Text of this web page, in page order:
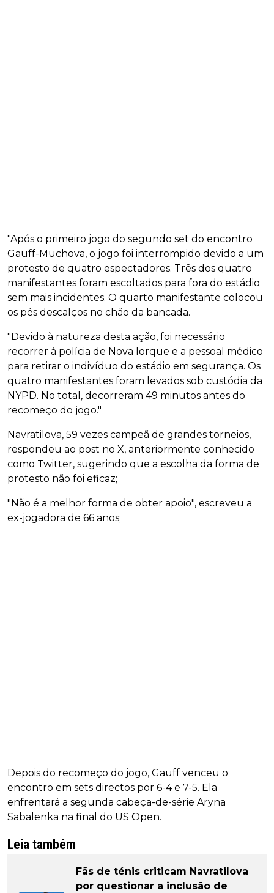
"Após o primeiro jogo do segundo set do encontro
Gauff-Muchova, o jogo foi interrompido devido a um
protesto de quatro espectadores. Três dos quatro
manifestantes foram escoltados para fora do estádio
sem mais incidentes. O quarto manifestante colocou
os pés descalços no chão da bancada.
"Devido à natureza desta ação, foi necessário
recorrer à polícia de Nova Iorque e a pessoal médico
para retirar o indivíduo do estádio em segurança. Os
quatro manifestantes foram levados sob custódia da
NYPD. No total, decorreram 49 minutos antes do
recomeço do jogo."
Navratilova, 59 vezes campeã de grandes torneios,
respondeu ao post no X, anteriormente conhecido
como Twitter, sugerindo que a escolha da forma de
protesto não foi eficaz;
"Não é a melhor forma de obter apoio", escreveu a
ex-jogadora de 66 anos;
Depois do recomeço do jogo, Gauff venceu o
encontro em sets directos por 6-4 e 7-5. Ela
enfrentará a segunda cabeça-de-série Aryna
Sabalenka na final do US Open.
Leia também
Fãs de ténis criticam Navratilova
por questionar a inclusão de